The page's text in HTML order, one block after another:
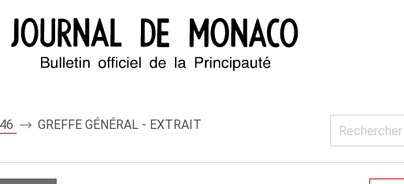
GREFFE GÉNÉRAL - EXTRAIT